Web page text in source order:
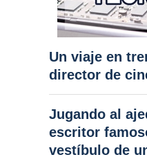
Un viaje en
director de
Jugando al
escritor
vestíbulo de